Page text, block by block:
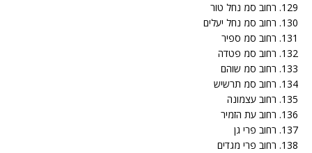
129. רחוב סמ נחל טור
130. רחוב סמ נחל יעלים
131. רחוב סמ ספיר
132. רחוב סמ פטדה
133. רחוב סמ שוהם
134. רחוב סמ תרשיש
135. רחוב עצמונה
136. רחוב עת הזמיר
137. רחוב פרי גן
138. רחוב פרי מגדים